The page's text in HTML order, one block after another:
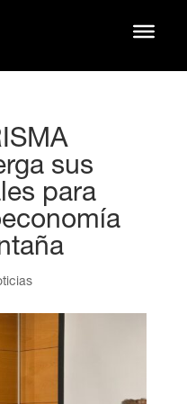
sus
para